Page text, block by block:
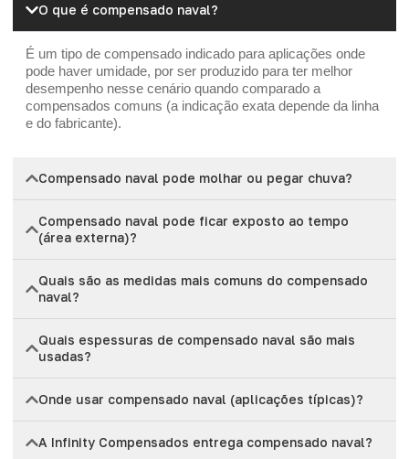
O que é compensado naval?
É um tipo de compensado indicado para aplicações onde
pode haver umidade, por ser produzido para ter melhor
desempenho nesse cenário quando comparado a
compensados comuns (a indicação exata depende da linha
e do fabricante).
Compensado naval pode molhar ou pegar chuva?
Compensado naval pode ficar exposto ao tempo
(área externa)?
Quais são as medidas mais comuns do compensado
naval?
Quais espessuras de compensado naval são mais
usadas?
Onde usar compensado naval (aplicações típicas)?
A Infinity Compensados entrega compensado naval?